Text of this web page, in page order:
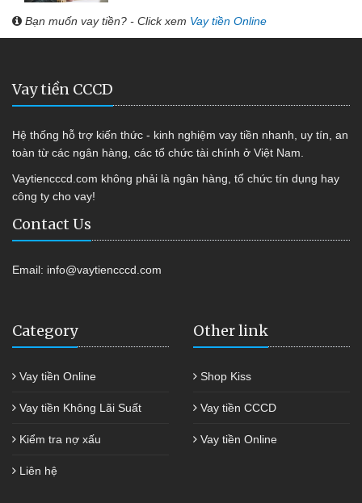
Bạn muốn vay tiền? - Click xem Vay tiền Online
Vay tiền CCCD
Hệ thống hỗ trợ kiến thức - kinh nghiệm vay tiền nhanh, uy tín, an
toàn từ các ngân hàng, các tổ chức tài chính ở Việt Nam.
Vaytiencccd.com không phải là ngân hàng, tổ chức tín dụng hay
công ty cho vay!
Contact Us
Email: info@vaytiencccd.com
Category
Vay tiền Online
Vay tiền Không Lãi Suất
Kiểm tra nợ xấu
Liên hệ
Other link
Shop Kiss
Vay tiền CCCD
Vay tiền Online